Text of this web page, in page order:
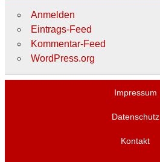
Anmelden
Eintrags-Feed
Kommentar-Feed
WordPress.org
Impressum
Datenschutz
Kontakt